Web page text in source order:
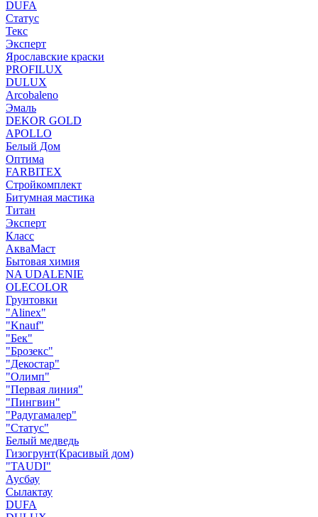
DUFA
Статус
Текс
Эксперт
Ярославские краски
PROFILUX
DULUX
Arcobaleno
Эмаль
DEKOR GOLD
APOLLO
Белый Дом
Оптима
FARBITEX
Стройкомплект
Битумная мастика
Титан
Эксперт
Класс
АкваМаст
Бытовая химия
NA UDALENIE
OLECOLOR
Грунтовки
"Alinex"
"Knauf"
"Бек"
"Брозекс"
"Декостар"
"Олимп"
"Первая линия"
"Пингвин"
"Радугамалер"
"Статус"
Белый медведь
Гизогрунт(Красивый дом)
"TAUDI"
Аусбау
Сылактау
DUFA